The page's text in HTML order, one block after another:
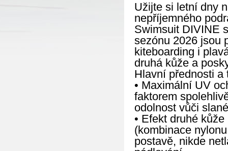
Užijte si letní dny
nepříjemného
Swimsuit DIVINE
sezónu 2026 jsou
kiteboarding i
druhá kůže a
Hlavní přednosti a
• Maximální UV
faktorem
odolnost vůči
• Efekt druhé
(kombinace
postavě, nikde